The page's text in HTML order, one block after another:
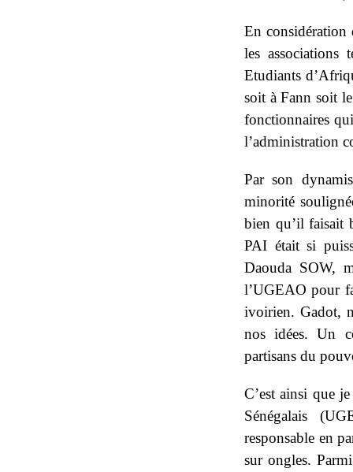
En considération
les associations
Etudiants
soit à Fann soit
fonctionnaires
l’administration
Par son
minorité
bien qu’il faisait
PAI était si
Daouda SOW,
l’UGEAO pour
ivoirien. Gadot,
nos idées. Un
partisans du
C’est ainsi que
Sénégalais
responsable en
sur ongles.